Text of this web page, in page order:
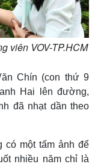
viên VOV-TP.HCM
Chín (con thứ 9
Hai lên đường,
đã nhạt dần theo
có một tấm ảnh để
nhiều năm chỉ là